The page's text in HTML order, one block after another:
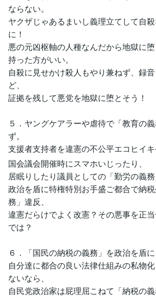
ならない。
ヤクザじゃあるまいし義理立てして自
に！
悪の元凶枢軸の人種なんだから地獄に
持った方がいい。
自殺に見せかけ殺人もやり兼ねず、録
ど、
証拠を残して悪党を地獄に堕とそう！
５．ヤングケアラーや虐待で「教育の
ず。
支援者支持者を違憲の不公平エコヒイ
国会議会開催時にスマホいじったり、
居眠りしたり議員としての「勤労の義務
政治を盾に特権特別お手盛ご都合で納
務」違反、
違憲だらけでよく改憲？その悪事を正
では？
６．「国民の納税の義務」を政治を盾に
自分達に都合の良い法律仕組みの私物
ないなら、
自民党政治家は屁理屈こねて「納税の